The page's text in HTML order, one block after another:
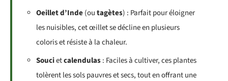
Oeillet d’Inde(outagètes) : Parfait pour éloigner
les nuisibles, cet œillet se décline en plusieurs
coloris et résiste à la chaleur.
Soucietcalendulas: Faciles à cultiver, ces plantes
tolèrent les sols pauvres et secs, tout en offrant une